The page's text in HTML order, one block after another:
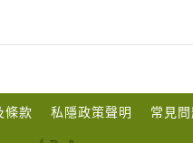
條款 私隱政策聲明 常見